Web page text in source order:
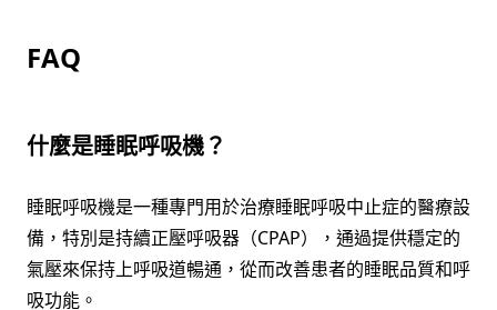
FAQ
什麼是睡眠呼吸機？
睡眠呼吸機是一種專門用於治療睡眠呼吸中止症的醫療設
備，特別是持續正壓呼吸器（CPAP），通過提供穩定的
氣壓來保持上呼吸道暢通，從而改善患者的睡眠品質和呼
吸功能。